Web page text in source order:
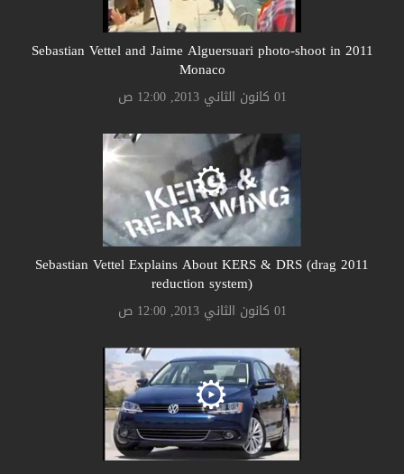
2011 Sebastian Vettel and Jaime Alguersuari photo-shoot in
Monaco
01 كانون الثاني 2013, 12:00 ص
2011 Sebastian Vettel Explains About KERS & DRS (drag
reduction system)
01 كانون الثاني 2013, 12:00 ص